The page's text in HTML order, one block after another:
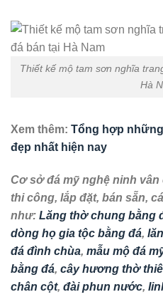
Thiết kế mộ tam sơn nghĩa
Hà
Xem thêm: Tổng hợp
đẹp nhất hiện nay
Cơ sở đá mỹ nghệ ninh
thi công, lắp đặt, bán sẵn,
như: Lăng thờ chung bằng
dòng họ gia tộc bằng đá,
đá đình chùa, mẫu mộ đá
bằng đá, cây hương thờ
chân cột, đài phun nước,